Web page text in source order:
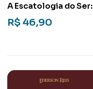
A Escatologia do Ser:
Mito e Ciência,
Tradição e Fé a Partir
R$ 46,90